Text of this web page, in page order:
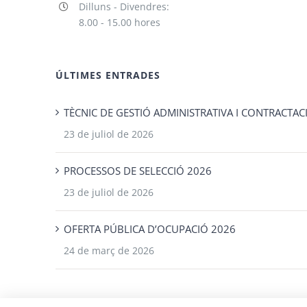
Dilluns - Divendres:
8.00 - 15.00 hores
ÚLTIMES ENTRADES
TÈCNIC DE GESTIÓ ADMINISTRATIVA I
23 de juliol de 2026
PROCESSOS DE SELECCIÓ 2026
23 de juliol de 2026
OFERTA PÚBLICA D’OCUPACIÓ 2026
24 de març de 2026